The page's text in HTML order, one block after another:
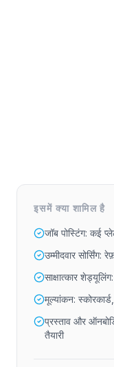
इसमें क्या शामिल है
जॉब पोस्टिंग: कई
उम्मीदवार
साक्षात्कार
मूल्यांकन:
प्रस्ताव और
तैयारी